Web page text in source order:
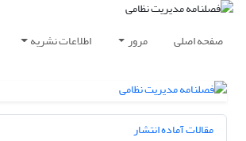
صفحه اصلی مرور اطلاعات نشریه
مقالات آماده انتشار